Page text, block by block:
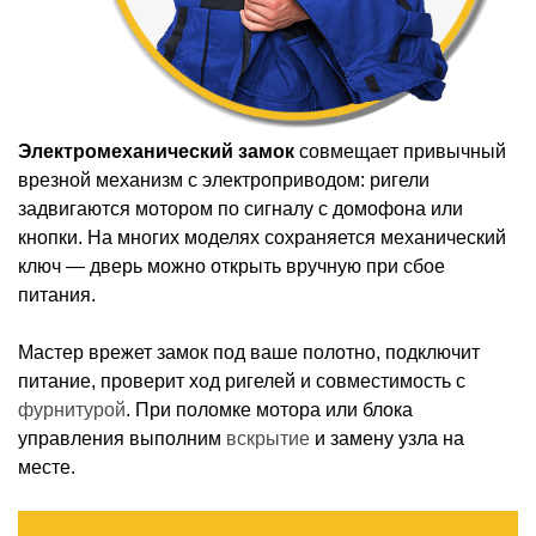
Электромеханический замок совмещает привычный
врезной механизм с электроприводом: ригели
задвигаются мотором по сигналу с домофона или
кнопки. На многих моделях сохраняется механический
ключ — дверь можно открыть вручную при сбое
питания.
Мастер врежет замок под ваше полотно, подключит
питание, проверит ход ригелей и совместимость с
фурнитурой. При поломке мотора или блока
управления выполним вскрытие и замену узла на
месте.